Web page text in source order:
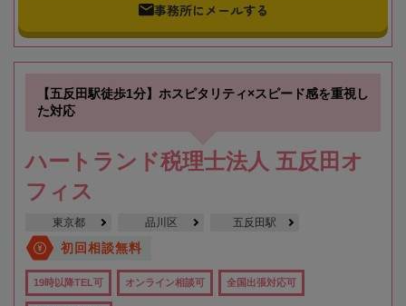
事務所にメールする
【五反田駅徒歩1分】ホスピタリティ×スピード感を重視し
た対応
ハートランド税理士法人 五反田オ
フィス
東京都 品川区 五反田駅
初回相談無料
19時以降TEL可 オンライン相談可 全国出張対応可